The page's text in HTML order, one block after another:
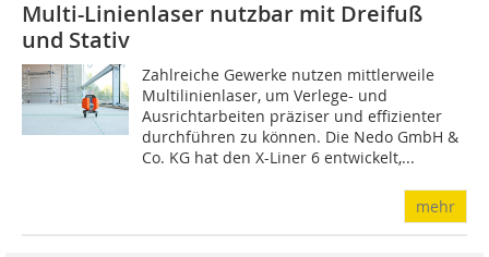
Multi-Linienlaser nutzbar mit Dreifuß
und Stativ
Zahlreiche Gewerke nutzen mittlerweile
Multilinienlaser, um Verlege- und
Ausrichtarbeiten präziser und effizienter
durchführen zu können. Die Nedo GmbH &
Co. KG hat den X-Liner 6 entwickelt,...
mehr